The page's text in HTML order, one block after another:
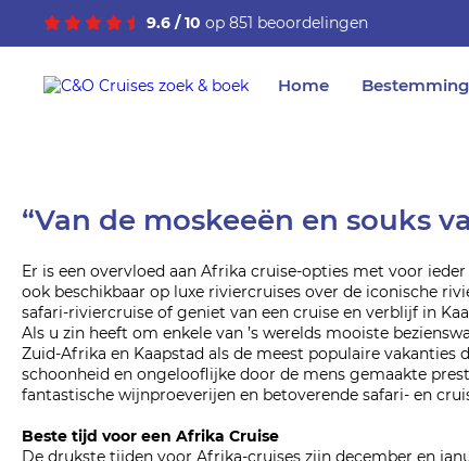
9.6 / 10 op 851 beoordelingen
Home
“Van de moskeeën en souks
Er is een overvloed aan Afrika cruise-opties met voor
ook beschikbaar op luxe riviercruises over de iconische
safari-riviercruise of geniet van een cruise en verblijf in
Als u zin ​​heeft om enkele van ’s werelds mooiste
Zuid-Afrika en Kaapstad als de meest populaire
schoonheid en ongelooflijke door de mens gemaakte
fantastische wijnproeverijen en betoverende safari- en
Beste tijd voor een Afrika Cruise
De drukste tijden voor Afrika-cruises zijn december en